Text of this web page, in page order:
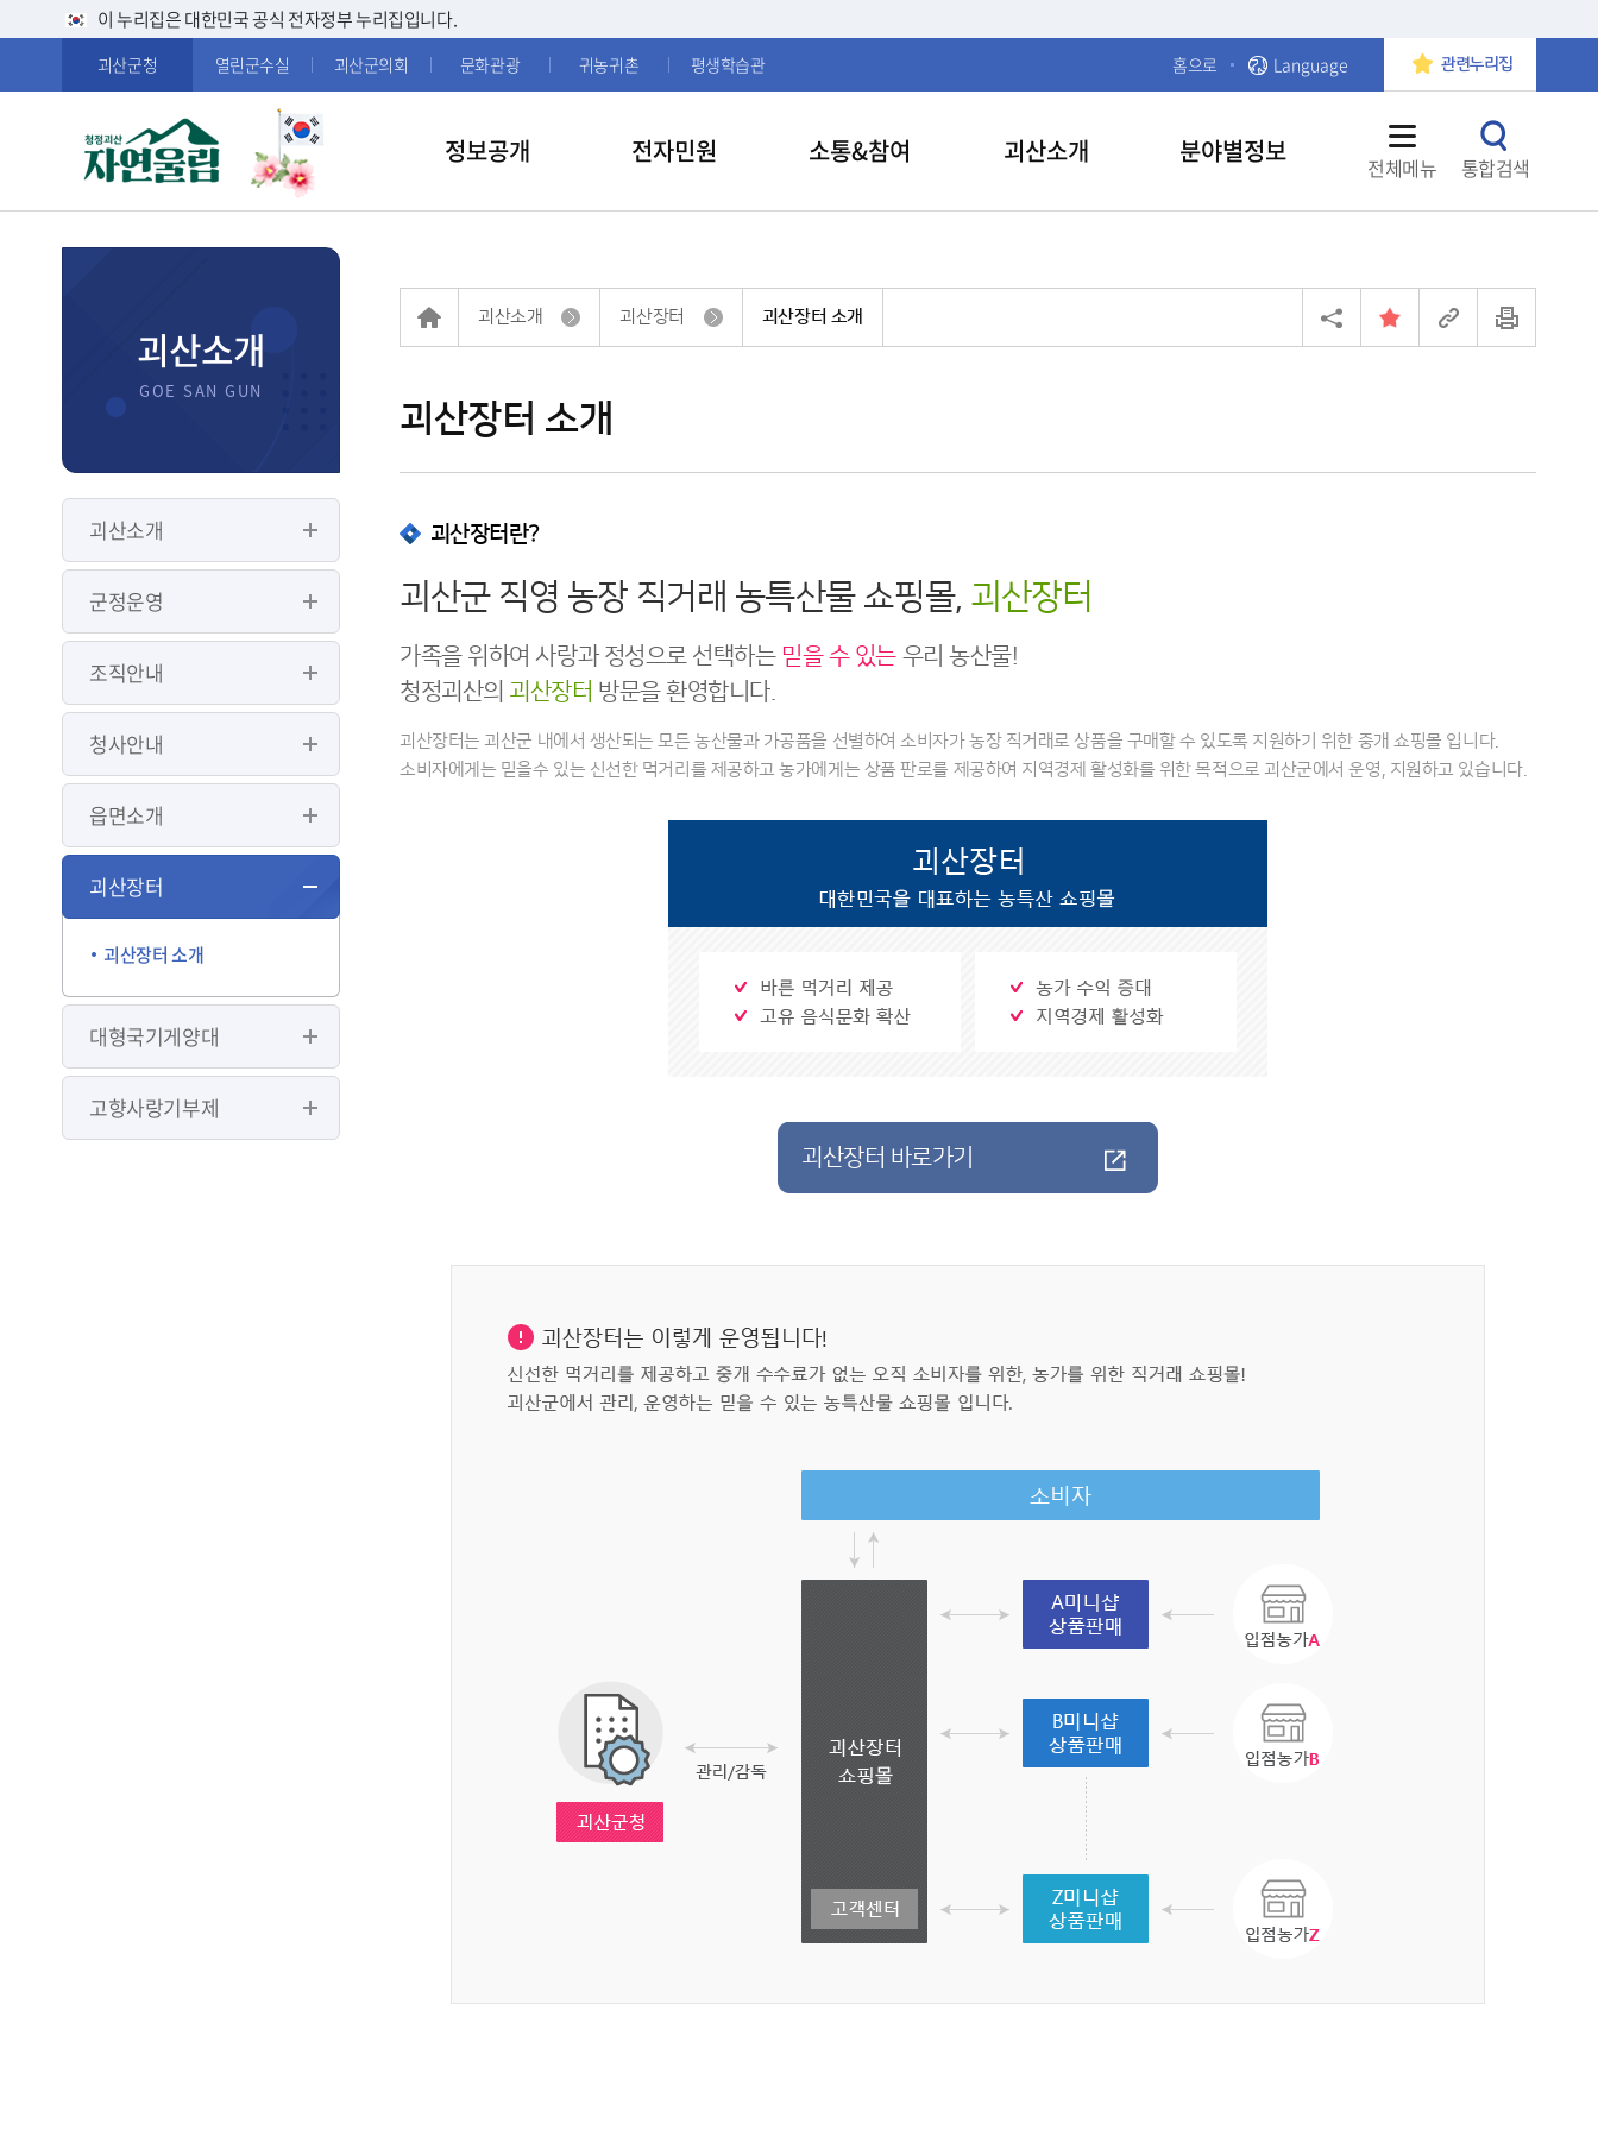
이 누리집은 대한민국 공식 전자정부 누리집입니다.
괴산군청 열린군수실 괴산군의회 문화관광 귀농귀촌 평생학습관 홈으로 Language 관련누리집
정보공개 전자민원 소통&참여 괴산소개 분야별정보 전체메뉴 통합검색
괴산소개
괴산소개
군정운영
조직안내
청사안내
읍면소개
괴산장터
괴산장터 소개
대형국기게양대
고향사랑기부제
괴산장터 소개
괴산소개 괴산장터 괴산장터 소개
괴산장터란?
괴산군 직영 농장 직거래 농특산물 쇼핑몰, 괴산장터
가족을 위하여 사랑과 정성으로 선택하는 믿을 수 있는우리 농산물!
청정괴산의 괴산장터 방문을 환영합니다.
괴산장터는 괴산군 내에서 생산되는 모든 농산물과 가공품을 선별하여 소비자가 농장 직거래로 상품을 구매할 수 있도록 지원하기 위한 중개 쇼핑몰 입니다.
소비자에게는 믿을수 있는 신선한 먹거리를 제공하고 농가에게는 상품 판로를 제공하여 지역경제 활성화를 위한 목적으로 괴산군에서 운영, 지원하고 있습니다.
괴산장터 바로가기